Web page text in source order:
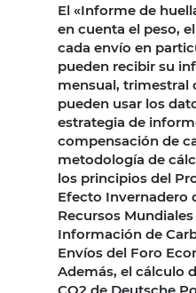
El «Informe de
en cuenta el peso,
cada envío en
pueden recibir su
mensual, trimestral
pueden usar los
estrategia de
compensación de
metodología de
los principios del
Efecto Invernadero
Recursos
Información de
Envíos del Foro
Además, el cálculo
CO2 de Deutsche